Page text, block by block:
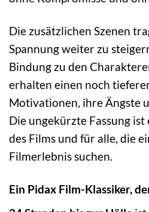
Die zusätzlichen Szenen
Spannung weiter zu
Bindung zu den
erhalten einen noch
Motivationen, ihre Ängste
Die ungekürzte Fassung ist
des Films und für alle, die
Filmerlebnis suchen.
Ein Pidax Film-Klassiker,